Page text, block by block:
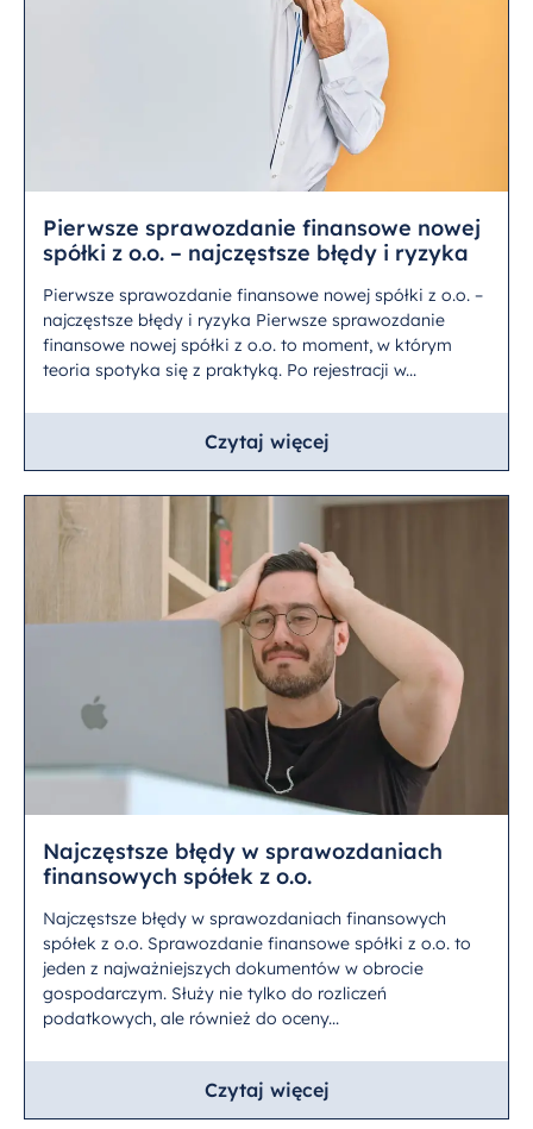
Pierwsze sprawozdanie finansowe nowej
spółki z o.o. – najczęstsze błędy i ryzyka
Pierwsze sprawozdanie finansowe nowej spółki z o.o. –
najczęstsze błędy i ryzyka Pierwsze sprawozdanie
finansowe nowej spółki z o.o. to moment, w którym
teoria spotyka się z praktyką. Po rejestracji w...
Czytaj więcej
Najczęstsze błędy w sprawozdaniach
finansowych spółek z o.o.
Najczęstsze błędy w sprawozdaniach finansowych
spółek z o.o. Sprawozdanie finansowe spółki z o.o. to
jeden z najważniejszych dokumentów w obrocie
gospodarczym. Służy nie tylko do rozliczeń
podatkowych, ale również do oceny...
Czytaj więcej